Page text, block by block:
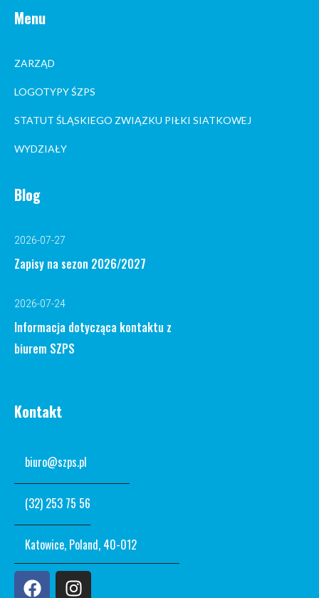
Menu
ZARZĄD
LOGOTYPY ŚZPS
STATUT ŚLĄSKIEGO ZWIĄZKU PIŁKI SIATKOWEJ
WYDZIAŁY
Blog
2026-07-27
Zapisy na sezon 2026/2027
2026-07-24
Informacja dotycząca kontaktu z
biurem SZPS
Kontakt
biuro@szps.pl
(32) 253 75 56
Katowice, Poland, 40-012